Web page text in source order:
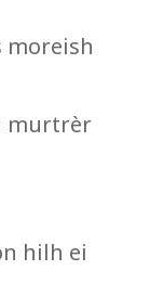
moreish
murtrèr
hilh ei